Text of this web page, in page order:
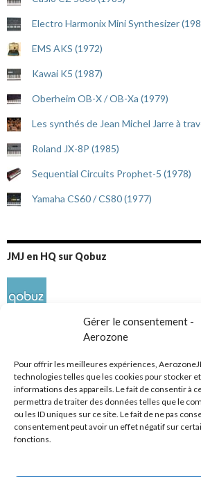
Gérer le consentement -
Aerozone
Pour offrir les meilleures expériences,
technologies telles que les cookies pour stocker
informations des appareils. Le fait de consentir à
permettra de traiter des données telles que le
ou les ID uniques sur ce site. Le fait de ne pas
consentement peut avoir un effet négatif sur
fonctions.
Electro Harmonix Mini Synthesizer
EMS AKS (1972)
Kawai K5 (1987)
Oberheim OB-X / OB-Xa (1979)
Les synthés de Jean Michel Jarre à
Roland JX-8P (1985)
Sequential Circuits Prophet-5 (1978)
Yamaha CS60 / CS80 (1977)
JMJ en HQ sur Qobuz
Réseaux sociaux